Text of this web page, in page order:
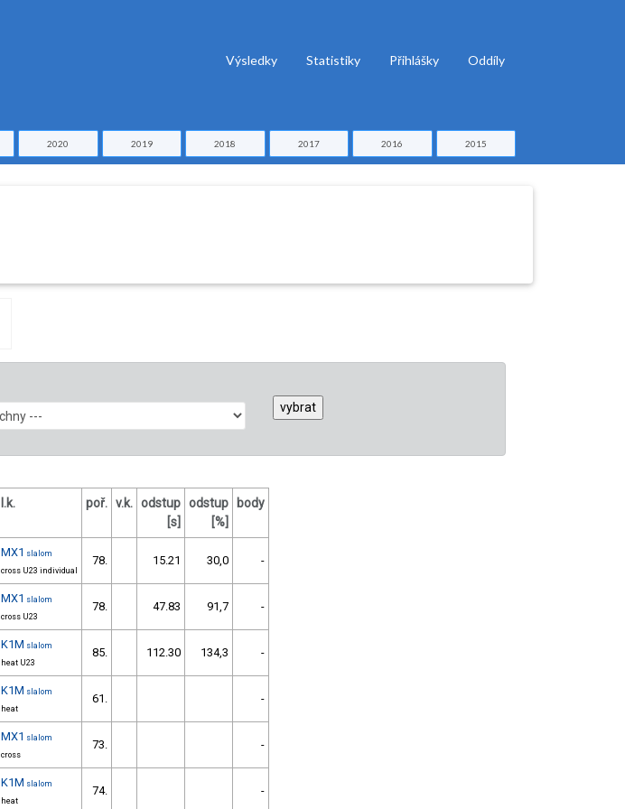
Výsledky Statistiky Přihlášky Oddíly
2020 2019 2018 2017 2016 2015
l.k. poř. v.k. odstup
[s]
odstup
[%]
body
MX1 slalom
cross U23 individual
78. 15.21 30,0 -
MX1 slalom
cross U23
78. 47.83 91,7 -
K1M slalom
heat U23
85. 112.30 134,3 -
K1M slalom
heat
61. -
MX1 slalom
cross
73. -
K1M slalom
heat
74. -